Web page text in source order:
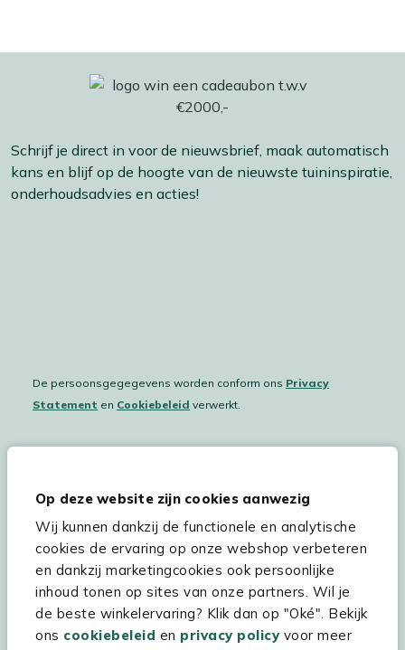
Op deze website zijn cookies aanwezig
Wij kunnen dankzij de functionele en analytische
cookies de ervaring op onze webshop verbeteren
en dankzij marketingcookies ook persoonlijke
inhoud tonen op sites van onze partners. Wil je
de beste winkelervaring? Klik dan op "Oké". Bekijk
ons cookiebeleid en privacy policyvoor meer
Schrijf je direct in voor de nieuwsbrief, maak automatisch
kans en blijf op de hoogte van de nieuwste tuininspiratie,
onderhoudsadvies en acties!
De persoonsgegegevens worden conform ons Privacy
Statement en Cookiebeleid verwerkt.
Hulp & service
Assortiment
Kees Smit Tuinmeubelen
Experience Stores XXL